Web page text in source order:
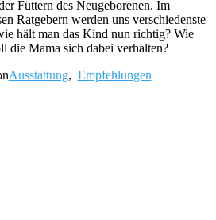
Füttern des Neugeborenen. Im
Ratgebern werden uns verschiedenste
hält man das Kind nun richtig? Wie
die Mama sich dabei verhalten?
Ausstattung, Empfehlungen